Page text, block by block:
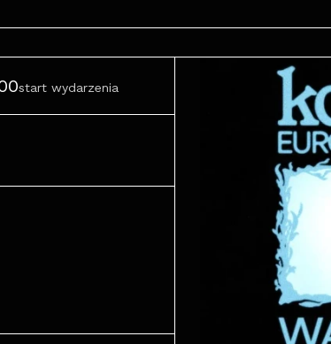
start wydarzenia